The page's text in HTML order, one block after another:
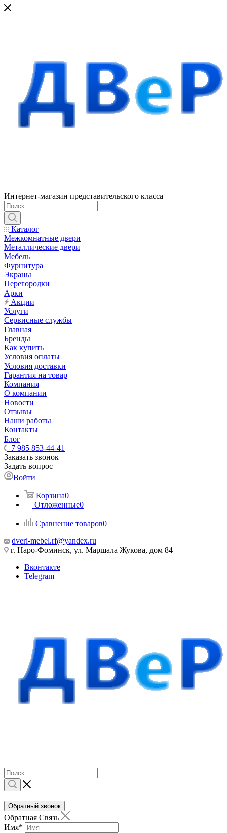
Интернет-магазин представительского класса
Каталог
Межкомнатные двери
Металлические двери
Мебель
Фурнитура
Экраны
Перегородки
Арки
Акции
Услуги
Сервисные службы
Главная
Бренды
Как купить
Условия оплаты
Условия доставки
Гарантия на товар
Компания
О компании
Новости
Отзывы
Наши работы
Контакты
Блог
+7 985 853-44-41
Заказать звонок
Задать вопрос
Войти
Корзина0
Отложенные0
Сравнение товаров0
dveri-mebel.rf@yandex.ru
г. Наро-Фоминск, ул. Маршала Жукова, дом 84
Вконтакте
Telegram
Обратный звонок
Обратная Связь
Имя*